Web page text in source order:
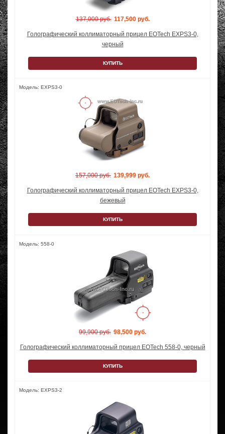
137,000 руб. 117,500 руб.
Голографический коллиматорный прицел EOTech EXPS3-0,
черный
КУПИТЬ
Модель: EXPS3-0
157,000 руб. 139,999 руб.
Голографический коллиматорный прицел EOTech EXPS3-0,
бежевый
КУПИТЬ
Модель: 558-0
99,900 руб. 98,500 руб.
Голографический коллиматорный прицел EOTech 558-0, черный
КУПИТЬ
Модель: EXPS3-2